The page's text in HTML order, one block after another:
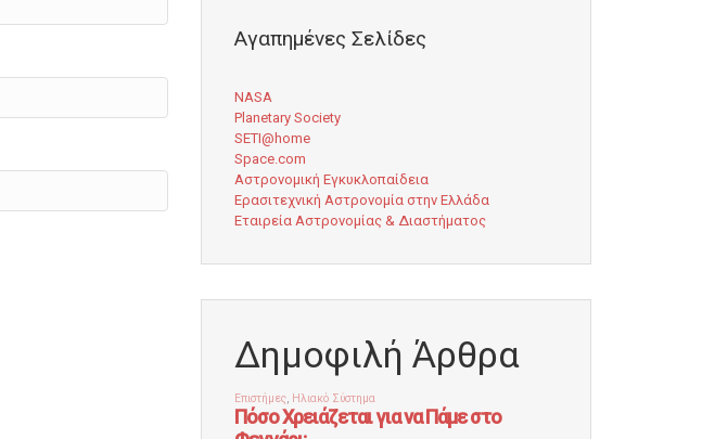
Αγαπημένες Σελίδες
NASA
Planetary Society
SETI@home
Space.com
Αστρονομική Εγκυκλοπαίδεια
Ερασιτεχνική Αστρονομία στην Ελλάδα
Εταιρεία Αστρονομίας & Διαστήματος
Δημοφιλή Άρθρα